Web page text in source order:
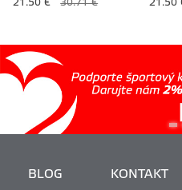
21.50 € 30.71 € 21.50
BLOG KONTAKT